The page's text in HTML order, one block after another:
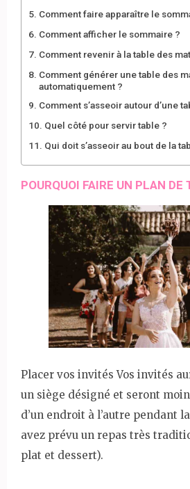
Comment faire apparaître le
Comment afficher le sommaire ?
Comment revenir à la table des
Comment générer une table des
automatiquement ?
Comment s’asseoir autour d’une
Quel côté pour servir table ?
Qui doit s’asseoir au bout de la
POURQUOI FAIRE UN PLAN DE
Placer vos invités Vos invités
un siège désigné et seront
d’un endroit à l’autre pendant
avez prévu un repas très
plat et dessert).